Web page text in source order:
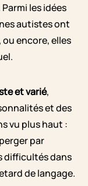
les idées
autistes ont
encore, elles
et varié,
et des
vu plus haut :
par
difficultés dans
de langage.